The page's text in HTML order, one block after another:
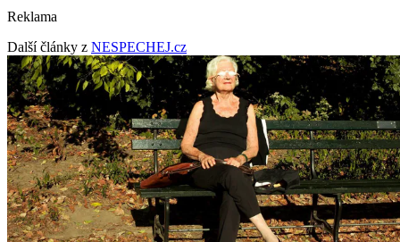
Reklama
Další články z NESPECHEJ.cz